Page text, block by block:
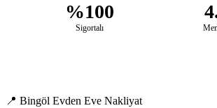
%100
Sigortalı
📍 Bingöl Evden Eve Nakliyat